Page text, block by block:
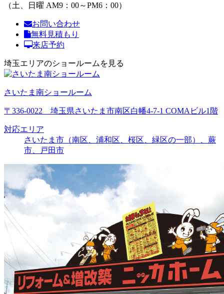
（土、日曜 AM9：00～PM6：00）
お問い合わせ
無料見積もり
来店予約
埼玉エリアのショールームを見る
さいたま南ショールーム
〒336-0022 埼玉県さいたま市南区白幡4-7-1 COMAビル1階
対応エリア
さいたま市（南区、浦和区、桜区、緑区の一部）、蕨
市、戸田市